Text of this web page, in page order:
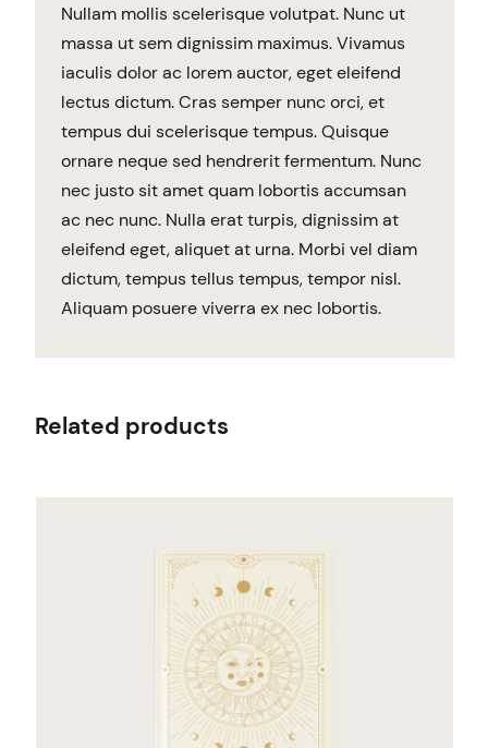
Nullam mollis scelerisque volutpat. Nunc ut
massa ut sem dignissim maximus. Vivamus
iaculis dolor ac lorem auctor, eget eleifend
lectus dictum. Cras semper nunc orci, et
tempus dui scelerisque tempus. Quisque
ornare neque sed hendrerit fermentum. Nunc
nec justo sit amet quam lobortis accumsan
ac nec nunc. Nulla erat turpis, dignissim at
eleifend eget, aliquet at urna. Morbi vel diam
dictum, tempus tellus tempus, tempor nisl.
Aliquam posuere viverra ex nec lobortis.
Related products